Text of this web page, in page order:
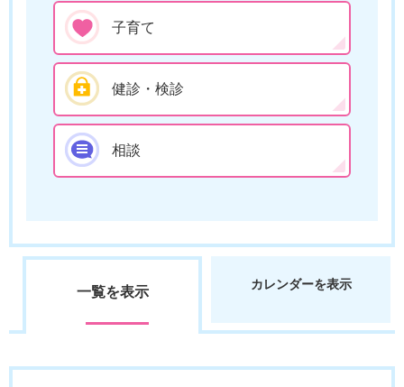
子育て
健診・検診
相談
一覧を表示 カレンダーを表示